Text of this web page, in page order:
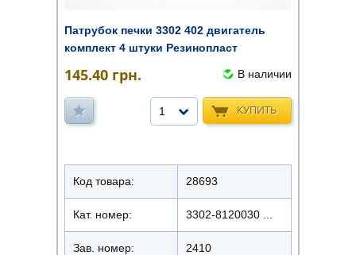
Патрубок печки 3302 402 двигатель
комплект 4 штуки Резинопласт
145.40 грн. В наличии
КУПИТЬ
1
Код товара: 28693
Кат. номер: 3302-8120030 ...
Зав. номер: 2410